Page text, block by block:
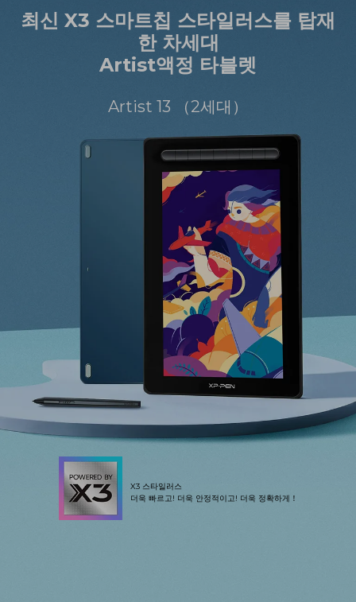
최신 X3 스마트칩 스타일러스를 탑재
한 차세대
Artist액정 타블렛
Artist 13 （2세대）
X3 스타일러스
더욱 빠르고! 더욱 안정적이고! 더욱 정확하게！